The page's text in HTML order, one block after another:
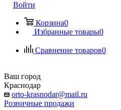
Войти
Корзина0
Избранные товары0
Сравнение товаров0
Ваш город
Краснодар
orto-krasnodar@mail.ru
Розничные продажи